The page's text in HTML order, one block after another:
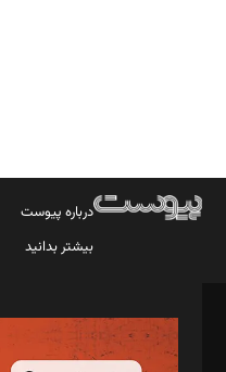
درباره پیوست
بیشتر بدانید
مدیر مسئول: محمدباقر اثنی‌عشری
سردبیر: مهرک محمودی